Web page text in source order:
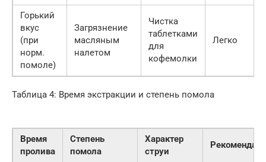
Горький
вкус
(при
норм.
помоле)
Загрязнение
масляным
налетом
Чистка
таблетками
для
кофемолки
Легко
Таблица 4: Время экстракции и степень помола
Время
пролива
Степень
помола
Характер
струи